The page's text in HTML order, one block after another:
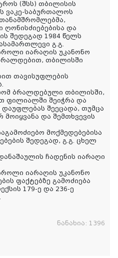
(შსს) თბილისის
ვაკე-საბურთალოს
და
შედეგად 1984 წელს
გ.გ.
იარაღის უკანონო
ბრალდებით, თბილისში
თავისუფლების
ბრალდებული თბილისში,
ფილიალში შეიჭრა და
შეეცადა, თუმცა
მოიყვანა და შემთხვევის
მოქმედებებისა
შედეგად, გ.გ. ცხელ
ჩადენის იარაღი
იარაღის უკანონო
ფაქტებზე გამოძიება
179-ე და 236-ე
ნანახია: 1396